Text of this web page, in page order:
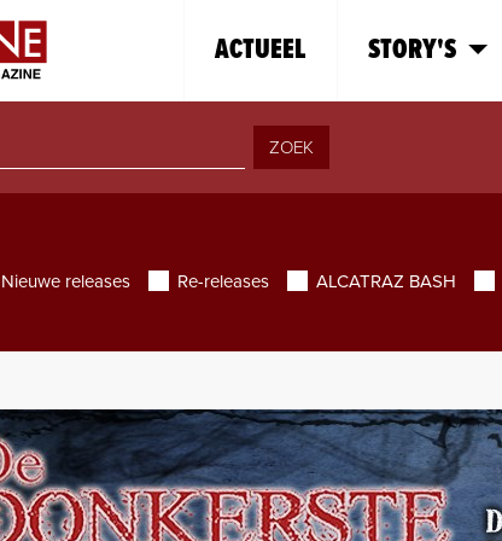
ACTUEEL STORY'S
ZOEK
Nieuwe releases Re-releases ALCATRAZ BASH